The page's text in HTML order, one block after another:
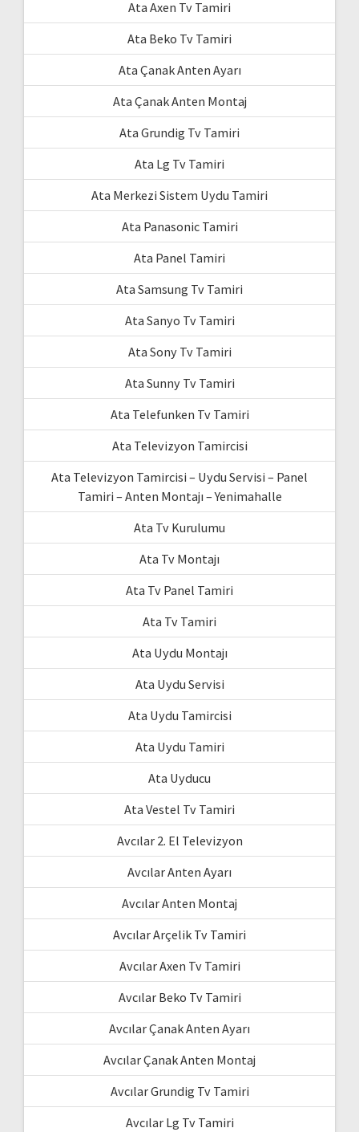
Ata Axen Tv Tamiri
Ata Beko Tv Tamiri
Ata Çanak Anten Ayarı
Ata Çanak Anten Montaj
Ata Grundig Tv Tamiri
Ata Lg Tv Tamiri
Ata Merkezi Sistem Uydu Tamiri
Ata Panasonic Tamiri
Ata Panel Tamiri
Ata Samsung Tv Tamiri
Ata Sanyo Tv Tamiri
Ata Sony Tv Tamiri
Ata Sunny Tv Tamiri
Ata Telefunken Tv Tamiri
Ata Televizyon Tamircisi
Ata Televizyon Tamircisi – Uydu Servisi – Panel
Tamiri – Anten Montajı – Yenimahalle
Ata Tv Kurulumu
Ata Tv Montajı
Ata Tv Panel Tamiri
Ata Tv Tamiri
Ata Uydu Montajı
Ata Uydu Servisi
Ata Uydu Tamircisi
Ata Uydu Tamiri
Ata Uyducu
Ata Vestel Tv Tamiri
Avcılar 2. El Televizyon
Avcılar Anten Ayarı
Avcılar Anten Montaj
Avcılar Arçelik Tv Tamiri
Avcılar Axen Tv Tamiri
Avcılar Beko Tv Tamiri
Avcılar Çanak Anten Ayarı
Avcılar Çanak Anten Montaj
Avcılar Grundig Tv Tamiri
Avcılar Lg Tv Tamiri